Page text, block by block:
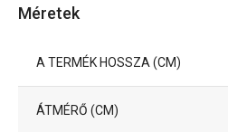
Méretek
A TERMÉK HOSSZA (CM)
ÁTMÉRŐ (CM)